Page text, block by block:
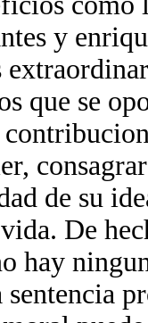
y
que se
de su
De
hay
sentencia